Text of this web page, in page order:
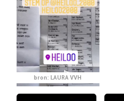
bron: LAURA VVH